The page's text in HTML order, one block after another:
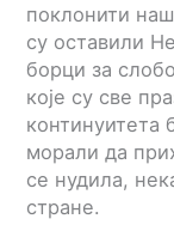
поклонити
су оставили
борци за
које су све
морали да
се нудила,
стране.